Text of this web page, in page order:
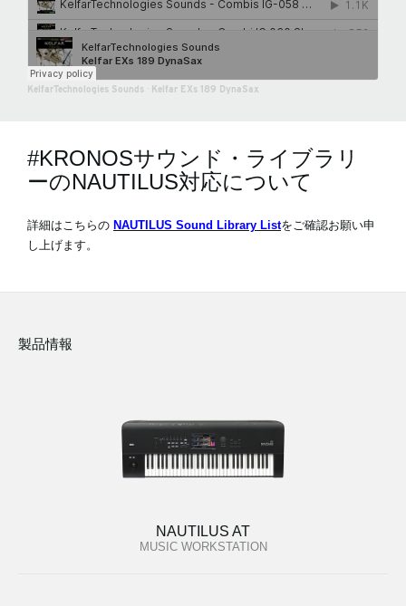
KelfarTechnologies Sounds Kelfar EXs 189 DynaSax
#KRONOSサウンド・ライブラリ
ーのNAUTILUS対応について
詳細はこちらの NAUTILUS Sound Library Listをご確認お願い申
し上げます。
製品情報
NAUTILUS AT
MUSIC WORKSTATION